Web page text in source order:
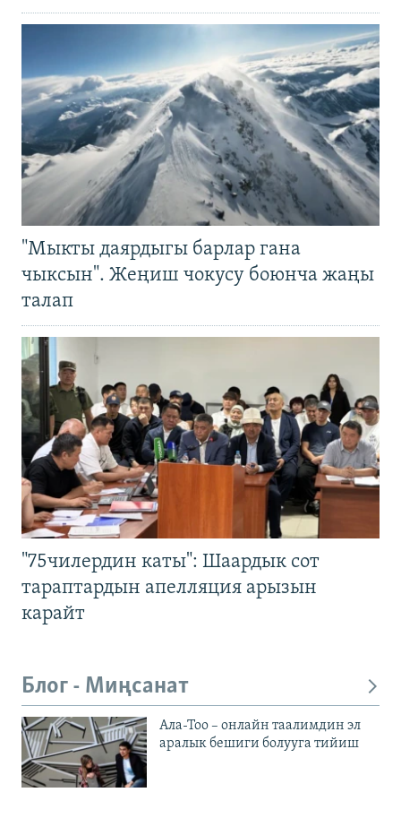
"Мыкты даярдыгы барлар гана
чыксын". Жеңиш чокусу боюнча жаңы
талап
"75чилердин каты": Шаардык сот
тараптардын апелляция арызын
карайт
Блог - Миңсанат
Ала-Тоо – онлайн таалимдин эл
аралык бешиги болууга тийиш